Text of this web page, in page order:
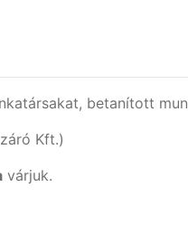
betanított
Kft.)
várjuk.